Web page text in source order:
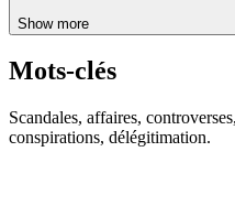
Show more
Mots-clés
Scandales, affaires,
conspirations, délégitimation.